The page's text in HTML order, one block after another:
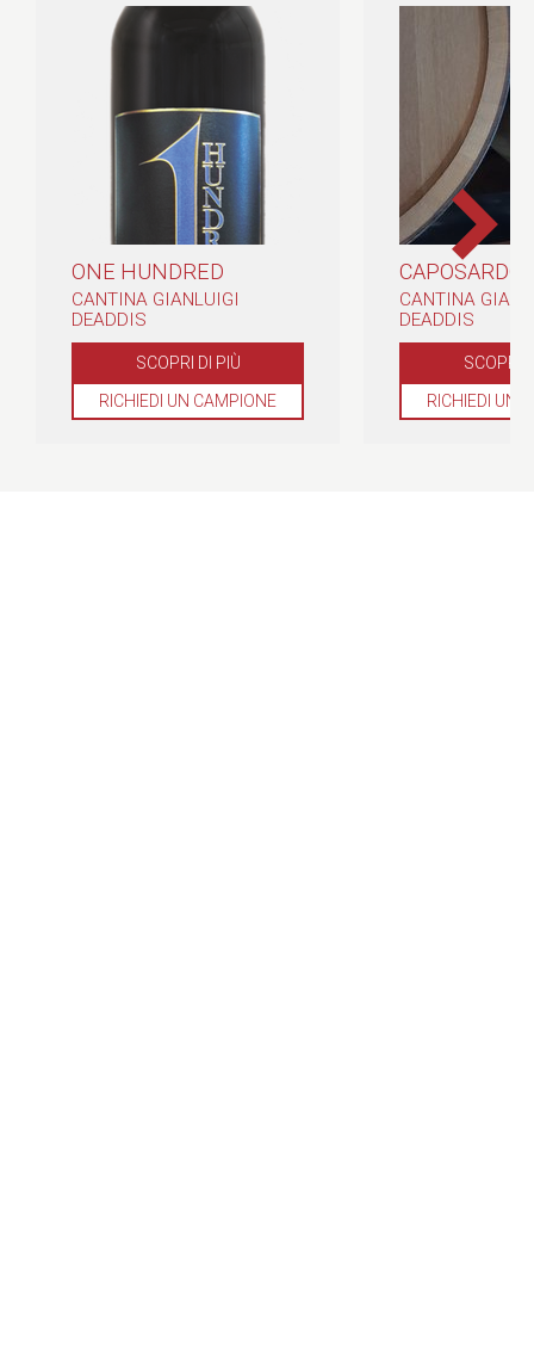
ONE HUNDRED
CANTINA GIANLUIGI
DEADDIS
SCOPRI DI PIÙ
RICHIEDI UN CAMPIONE
CAPOSARDO
CANTINA
DEADDIS
SCOPRI
RICHIEDI UN